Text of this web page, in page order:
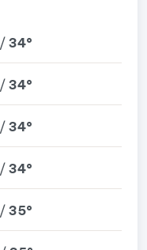
/ 34°
/ 34°
/ 34°
/ 34°
/ 35°